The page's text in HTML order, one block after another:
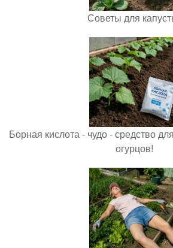
Советы для
Борная кислота - чудо - средство
огурцов!